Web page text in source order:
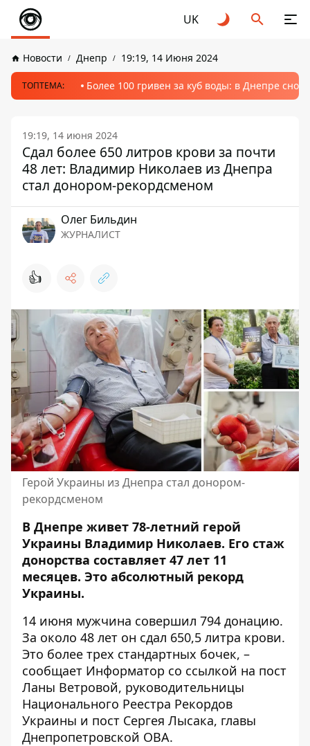
UK
Новости Днепр 19:19, 14 Июня 2024
ТОПТЕМА: Более 100 гривен за куб воды: в Днепре
19:19, 14 июня 2024
Сдал более 650 литров крови за почти
48 лет: Владимир Николаев из Днепра
стал донором-рекордсменом
Олег Бильдин
ЖУРНАЛИСТ
👍
Герой Украины из Днепра стал донором-
рекордсменом
В Днепре живет 78-летний герой
Украины Владимир Николаев. Его стаж
донорства составляет 47 лет 11
месяцев. Это абсолютный рекорд
Украины.
14 июня мужчина совершил 794 донацию.
За около 48 лет он сдал 650,5 литра крови.
Это более трех стандартных бочек, –
сообщает Информатор со ссылкой на пост
Ланы Ветровой, руководительницы
Национального Реестра Рекордов
Украины и пост Сергея Лысака, главы
Днепропетровской ОВА.